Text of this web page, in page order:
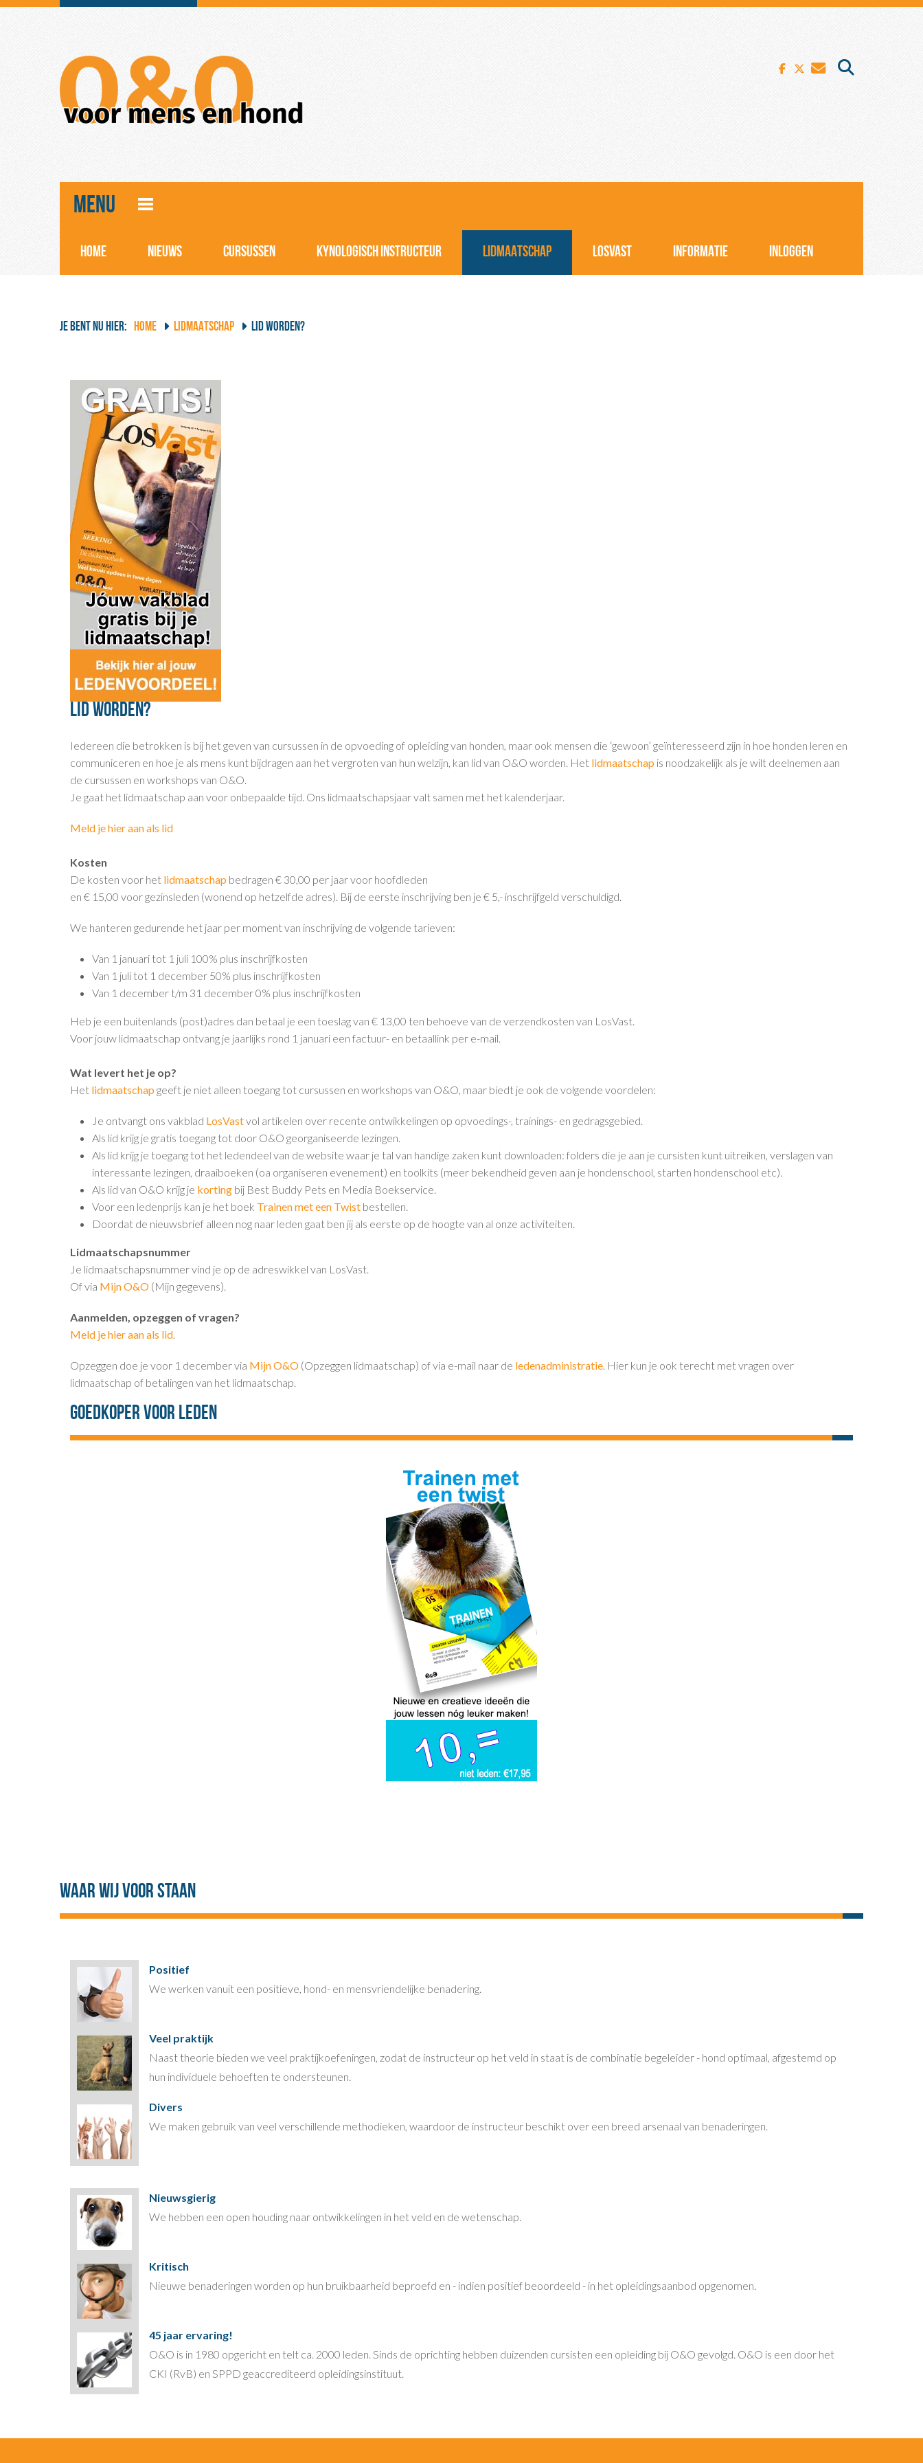
MENU
HOME NIEUWS CURSUSSEN KYNOLOGISCH INSTRUCTEUR LIDMAATSCHAP LOSVAST INFORMATIE INLOGGEN
JE BENT NU HIER: HOME LIDMAATSCHAP LID WORDEN?
Lid worden?
Iedereen die betrokken is bij het geven van cursussen in de opvoeding of opleiding van honden, maar ook mensen die ‘gewoon’ geïnteresseerd zijn in hoe honden leren en
communiceren en hoe je als mens kunt bijdragen aan het vergroten van hun welzijn, kan lid van O&O worden. Het lidmaatschap is noodzakelijk als je wilt deelnemen aan
de cursussen en workshops van O&O.
Je gaat het lidmaatschap aan voor onbepaalde tijd. Ons lidmaatschapsjaar valt samen met het kalenderjaar.
Meld je hier aan als lid
Kosten
De kosten voor het lidmaatschap bedragen € 30,00 per jaar voor hoofdleden
en € 15,00 voor gezinsleden (wonend op hetzelfde adres). Bij de eerste inschrijving ben je € 5,- inschrijfgeld verschuldigd.
We hanteren gedurende het jaar per moment van inschrijving de volgende tarieven:
Van 1 januari tot 1 juli 100% plus inschrijfkosten
Van 1 juli tot 1 december 50% plus inschrijfkosten
Van 1 december t/m 31 december 0% plus inschrijfkosten
Heb je een buitenlands (post)adres dan betaal je een toeslag van € 13,00 ten behoeve van de verzendkosten van LosVast.
Voor jouw lidmaatschap ontvang je jaarlijks rond 1 januari een factuur- en betaallink per e-mail.
Wat levert het je op?
Het lidmaatschap geeft je niet alleen toegang tot cursussen en workshops van O&O, maar biedt je ook de volgende voordelen:
Je ontvangt ons vakblad LosVastvol artikelen over recente ontwikkelingen op opvoedings-, trainings- en gedragsgebied.
Als lid krijg je gratis toegang tot door O&O georganiseerde lezingen.
Als lid krijg je toegang tot het ledendeel van de website waar je tal van handige zaken kunt downloaden: folders die je aan je cursisten kunt uitreiken, verslagen van
interessante lezingen, draaiboeken (oa organiseren evenement) en toolkits (meer bekendheid geven aan je hondenschool, starten hondenschool etc).
Als lid van O&O krijg je korting bij Best Buddy Pets en Media Boekservice.
Voor een ledenprijs kan je het boek Trainen met een Twist bestellen.
Doordat de nieuwsbrief alleen nog naar leden gaat ben jij als eerste op de hoogte van al onze activiteiten.
Lidmaatschapsnummer
Je lidmaatschapsnummer vind je op de adreswikkel van LosVast.
Of via Mijn O&O (Mijn gegevens).
Aanmelden, opzeggen of vragen?
Meld je hier aan als lid.
Opzeggen doe je voor 1 december via Mijn O&O (Opzeggen lidmaatschap) of via e-mail naar de ledenadministratie. Hier kun je ook terecht met vragen over
lidmaatschap of betalingen van het lidmaatschap.
Goedkoper voor leden
Waar wij voor staan
Positief
We werken vanuit een positieve, hond- en mensvriendelijke benadering.
Veel praktijk
Naast theorie bieden we veel praktijkoefeningen, zodat de instructeur op het veld in staat is de combinatie begeleider - hond optimaal, afgestemd op
hun individuele behoeften te ondersteunen.
Divers
We maken gebruik van veel verschillende methodieken, waardoor de instructeur beschikt over een breed arsenaal van benaderingen.
Nieuwsgierig
We hebben een open houding naar ontwikkelingen in het veld en de wetenschap.
Kritisch
Nieuwe benaderingen worden op hun bruikbaarheid beproefd en - indien positief beoordeeld - in het opleidingsaanbod opgenomen.
45 jaar ervaring!
O&O is in 1980 opgericht en telt ca. 2000 leden. Sinds de oprichting hebben duizenden cursisten een opleiding bij O&O gevolgd. O&O is een door het
CKI (RvB) en SPPD geaccrediteerd opleidingsinstituut.